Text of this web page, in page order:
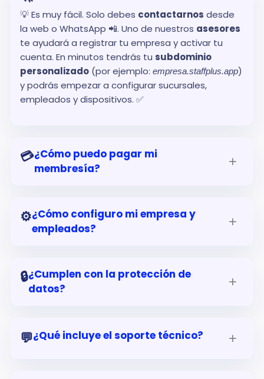
💡 Es muy fácil. Solo debes contactarnos desde
la web o WhatsApp 📲. Uno de nuestros asesores
te ayudará a registrar tu empresa y activar tu
cuenta. En minutos tendrás tu subdominio
personalizado (por ejemplo: empresa.staffplus.app)
y podrás empezar a configurar sucursales,
empleados y dispositivos. ✅
💳¿Cómo puedo pagar mi
membresía?
⚙️¿Cómo configuro mi empresa y
empleados?
🔒¿Cumplen con la protección de
datos?
💬¿Qué incluye el soporte técnico?